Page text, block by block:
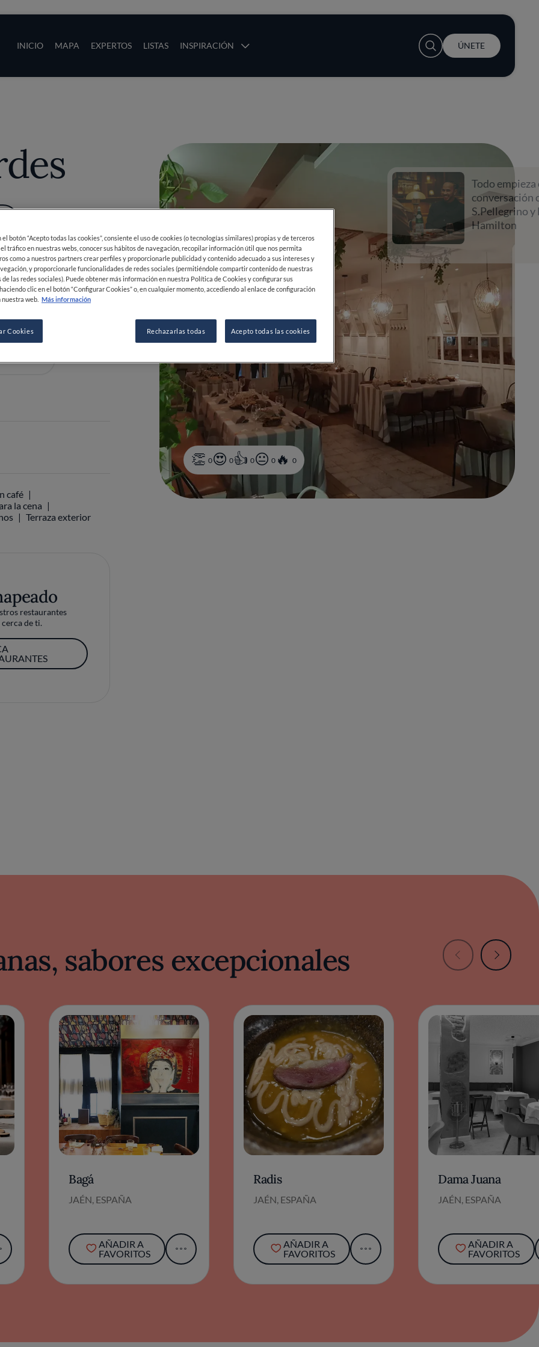
INICIO MAPA EXPERTOS LISTAS INSPIRACIÓN
User account menu
ÚNETE
0 0 0 0 0
Todo empieza con una
conversación con
S.Pellegrino y Lewis
Hamilton
08 94 95
café
la cena
Terraza exterior
restaurantes
de ti.
sabores excepcionales
Bagá
JAÉN, ESPAÑA
AÑADIR A
FAVORITOS
Radis
JAÉN, ESPAÑA
AÑADIR A
FAVORITOS
Dama Juana
JAÉN, ESPAÑA
AÑADIR A
FAVORITOS
el botón “Acepto todas las cookies”, consiente el uso de cookies (o tecnologías similares) propias y de terceros
tráfico en nuestras webs, conocer sus hábitos de navegación, recopilar información útil que nos permita
como a nuestros partners crear perfiles y proporcionarle publicidad y contenido adecuado a sus intereses y
y proporcionarle funcionalidades de redes sociales (permitiéndole compartir contenido de nuestras
de las redes sociales). Puede obtener más información en nuestra Política de Cookies y configurar sus
clic en el botón “Configurar Cookies” o, en cualquier momento, accediendo al enlace de configuración
web. Más información
Cookies Rechazarlas todas Acepto todas las cookies